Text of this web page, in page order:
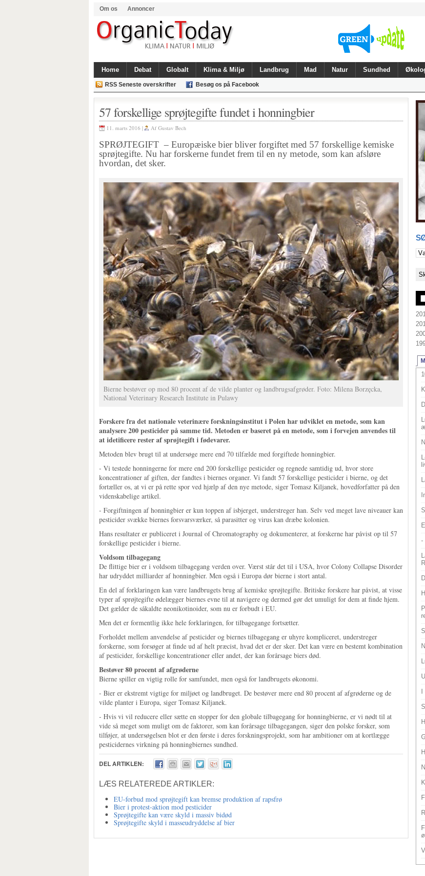
Om os Annoncer
Home Debat Globalt Klima & Miljø Landbrug Mad Natur Sundhed
RSS Seneste overskrifter Besøg os på Facebook
57 forskellige sprøjtegifte fundet i honningbier
11. marts 2016 | Af Gustav Bech
SPRØJTEGIFT – Europæiske bier bliver forgiftet med 57 forskellige kemiske
sprøjtegifte. Nu har forskerne fundet frem til en ny metode, som kan afsløre
hvordan, det sker.
Bierne bestøver op mod 80 procent af de vilde planter og landbrugsafgrøder. Foto: Milena Borzęcka,
National Veterinary Research Institute in Pulawy
Forskere fra det nationale veterinære forskningsinstitut i Polen har udviklet en metode, som kan
analysere 200 pesticider på samme tid. Metoden er baseret på en metode, som i forvejen anvendes til
at idetificere rester af sprøjtegift i fødevarer.
Metoden blev brugt til at undersøge mere end 70 tilfælde med forgiftede honningbier.
- Vi testede honningerne for mere end 200 forskellige pesticider og regnede samtidig ud, hvor store
koncentrationer af giften, der fandtes i biernes organer. Vi fandt 57 forskellige pesticider i bierne, og det
fortæller os, at vi er på rette spor ved hjælp af den nye metode, siger Tomasz Kiljanek, hovedforfatter på den
videnskabelige artikel.
- Forgiftningen af honningbier er kun toppen af isbjerget, understreger han. Selv ved meget lave niveauer kan
pesticider svække biernes forsvarsværker, så parasitter og virus kan dræbe kolonien.
Hans resultater er publiceret i Journal of Chromatography og dokumenterer, at forskerne har påvist op til 57
forskellige pesticider i bierne.
Voldsom tilbagegang
De flittige bier er i voldsom tilbagegang verden over. Værst står det til i USA, hvor Colony Collapse Disorder
har udryddet milliarder af honningbier. Men også i Europa dør bierne i stort antal.
En del af forklaringen kan være landbrugets brug af kemiske sprøjtegifte. Britiske forskere har påvist, at visse
typer af sprøjtegifte ødelægger biernes evne til at navigere og dermed gør det umuligt for dem at finde hjem.
Det gælder de såkaldte neonikotinoider, som nu er forbudt i EU.
Men det er formentlig ikke hele forklaringen, for tilbagegange fortsætter.
Forholdet mellem anvendelse af pesticider og biernes tilbagegang er uhyre kompliceret, understreger
forskerne, som forsøger at finde ud af helt præcist, hvad det er der sker. Det kan være en bestemt kombination
af pesticider, forskellige koncentrationer eller andet, der kan forårsage biers død.
Bestøver 80 procent af afgrøderne
Bierne spiller en vigtig rolle for samfundet, men også for landbrugets økonomi.
- Bier er ekstremt vigtige for miljøet og landbruget. De bestøver mere end 80 procent af afgrøderne og de
vilde planter i Europa, siger Tomasz Kiljanek.
- Hvis vi vil reducere eller sætte en stopper for den globale tilbagegang for honningbierne, er vi nødt til at
vide så meget som muligt om de faktorer, som kan forårsage tilbagegangen, siger den polske forsker, som
tilføjer, at undersøgelsen blot er den første i deres forskningsprojekt, som har ambitioner om at kortlægge
pesticidernes virkning på honningbiernes sundhed.
DEL ARTIKLEN:
LÆS RELATEREDE ARTIKLER:
EU-forbud mod sprøjtegift kan bremse produktion af rapsfrø
Bier i protest-aktion mod pesticider
Sprøjtegifte kan være skyld i massiv bidød
Sprøjtegifte skyld i masseudryddelse af bier
-